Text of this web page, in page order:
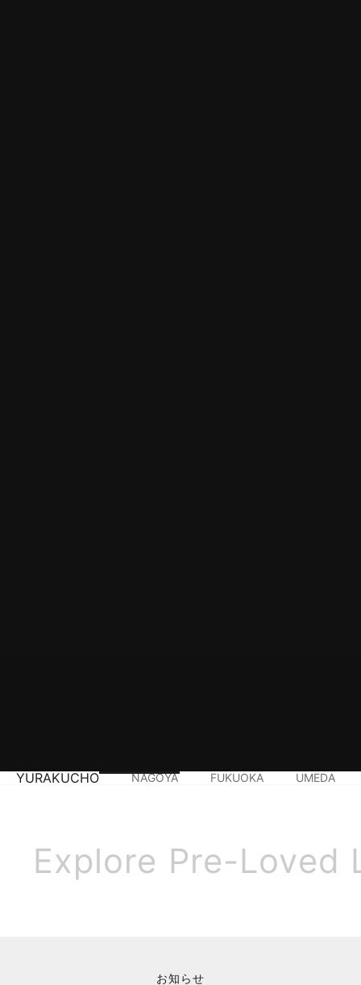
YURAKUCHO NAGOYA FUKUOKA UMEDA
Explore Pre-Loved
お知らせ